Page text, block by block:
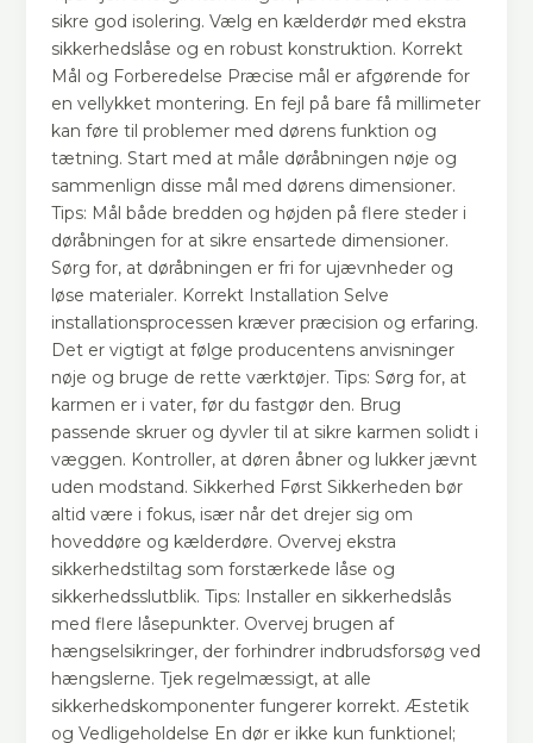
sikre god isolering. Vælg en kælderdør med ekstra
sikkerhedslåse og en robust konstruktion. Korrekt
Mål og Forberedelse Præcise mål er afgørende for
en vellykket montering. En fejl på bare få millimeter
kan føre til problemer med dørens funktion og
tætning. Start med at måle døråbningen nøje og
sammenlign disse mål med dørens dimensioner.
Tips: Mål både bredden og højden på flere steder i
døråbningen for at sikre ensartede dimensioner.
Sørg for, at døråbningen er fri for ujævnheder og
løse materialer. Korrekt Installation Selve
installationsprocessen kræver præcision og erfaring.
Det er vigtigt at følge producentens anvisninger
nøje og bruge de rette værktøjer. Tips: Sørg for, at
karmen er i vater, før du fastgør den. Brug
passende skruer og dyvler til at sikre karmen solidt i
væggen. Kontroller, at døren åbner og lukker jævnt
uden modstand. Sikkerhed Først Sikkerheden bør
altid være i fokus, især når det drejer sig om
hoveddøre og kælderdøre. Overvej ekstra
sikkerhedstiltag som forstærkede låse og
sikkerhedsslutblik. Tips: Installer en sikkerhedslås
med flere låsepunkter. Overvej brugen af
hængselsikringer, der forhindrer indbrudsforsøg ved
hængslerne. Tjek regelmæssigt, at alle
sikkerhedskomponenter fungerer korrekt. Æstetik
og Vedligeholdelse En dør er ikke kun funktionel;